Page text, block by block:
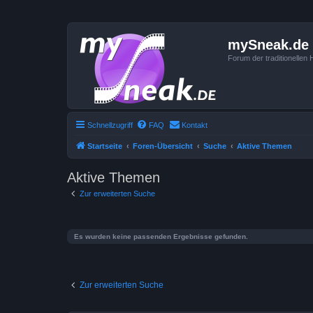
mySneak.de
Forum der traditionellen
Schnellzugriff FAQ Kontakt
Startseite Foren-Übersicht Suche Aktive Themen
Aktive Themen
Zur erweiterten Suche
Es wurden keine passenden Ergebnisse gefunden.
Zur erweiterten Suche